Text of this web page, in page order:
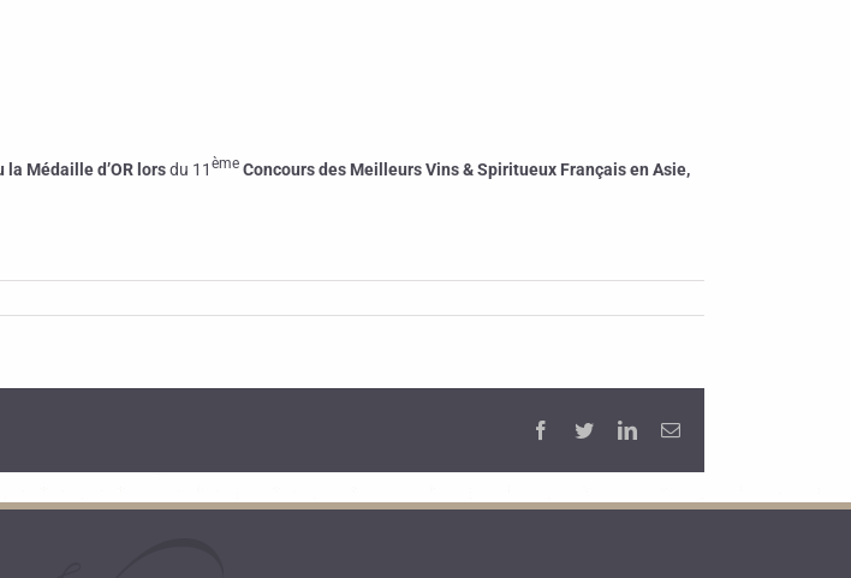
Médaille d’OR lorsdu 11 ème Concours des Meilleurs Vins & Spiritueux Français en Asie,
Facebook
TwitterLinkedInEmail